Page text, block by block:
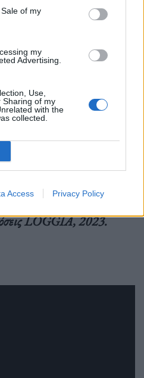
of my
my
Advertising.
Use,
Sharing of my
with the
collected.
Access Privacy Policy
είναι σαν να χάνεστε στον
το Διάβασμα δεν βγαίνει
Μαρίας Φραγκούλη
LOGGIA, 2023.